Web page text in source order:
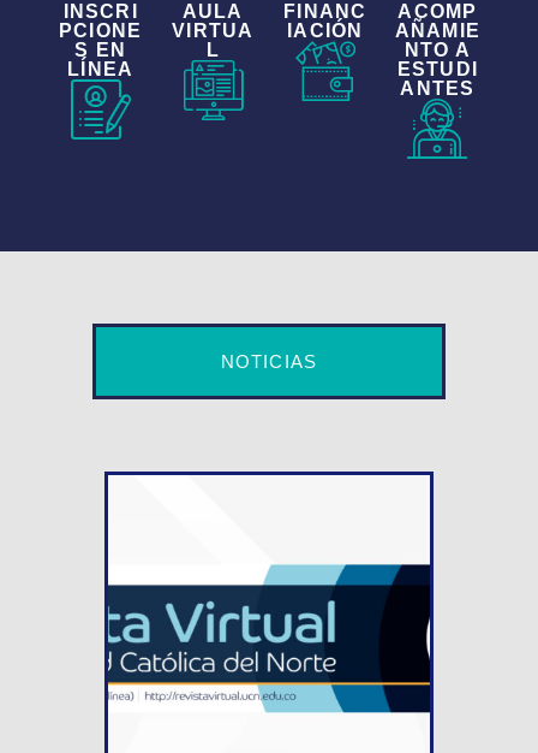
INSCRI
PCIONE
S EN
LÍNEA
AULA
VIRTUA
L
FINANC
IACIÓN
ACOMP
AÑAMIE
NTO A
ESTUDI
ANTES
NOTICIAS